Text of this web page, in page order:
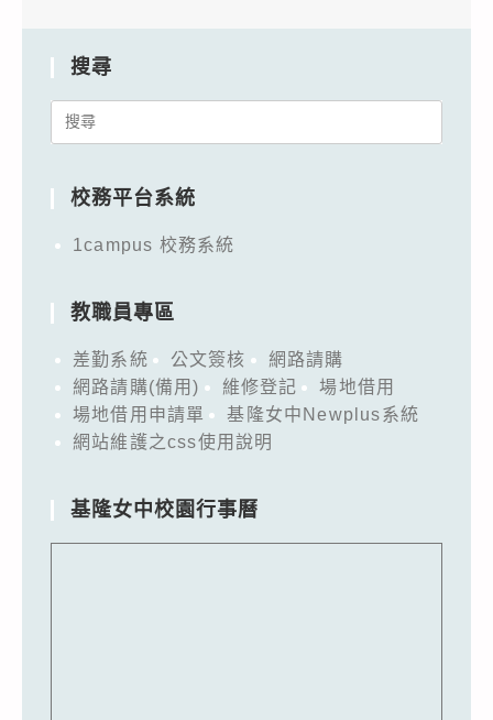
搜尋
Search
校務平台系統
1campus 校務系統
教職員專區
差勤系統 公文簽核
網路請購
網路請購(備用)
維修登記
場地借用
場地借用申請單
基隆女中Newplus系統
網站維護之css使用說明
基隆女中校園行事曆